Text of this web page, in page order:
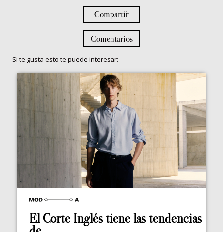
Compartir
Comentarios
Si te gusta esto te puede interesar:
El Corte Inglés tiene las tendencias